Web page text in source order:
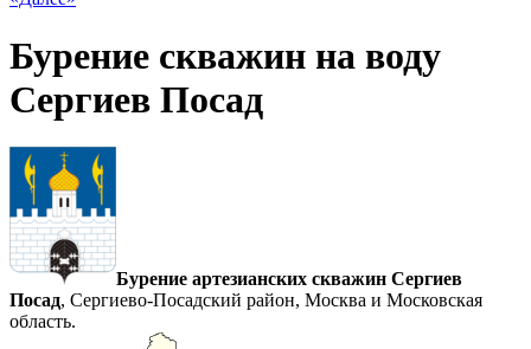
Бурение скважин на воду
Сергиев Посад
Бурение артезианских скважин Сергиев
Посад, Сергиево-Посадский район, Москва и Московская
область.